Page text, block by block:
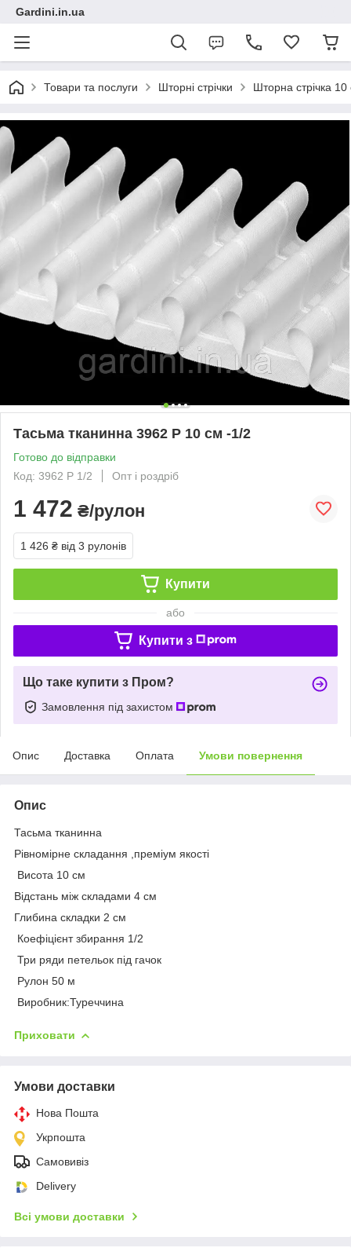
Gardini.in.ua
Товари та послуги Шторні стрічки Шторна стрічка 10
Тасьма тканинна 3962 P 10 см -1/2
Готово до відправки
Код: 3962 P 1/2
Опт і роздріб
1 472 ₴/рулон
1 426 ₴ від 3 рулонів
Купити
або
Купити з
Що таке купити з Пром?
Замовлення під захистом
Опис Доставка Оплата Умови повернення
Опис
Тасьма тканинна
Рівномірне складання ,преміум якості
Висота 10 см
Відстань між складами 4 см
Глибина складки 2 см
Коефіцієнт збирання 1/2
Три ряди петельок під гачок
Рулон 50 м
Виробник:Туреччина
Приховати
Умови доставки
Нова Пошта
Укрпошта
Самовивіз
Delivery
Всі умови доставки